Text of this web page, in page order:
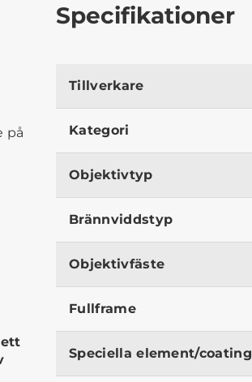
på
Specifikationer
Tillverkare
Kategori
Objektivtyp
Brännviddstyp
Objektivfäste
Fullframe
Speciella element/coating